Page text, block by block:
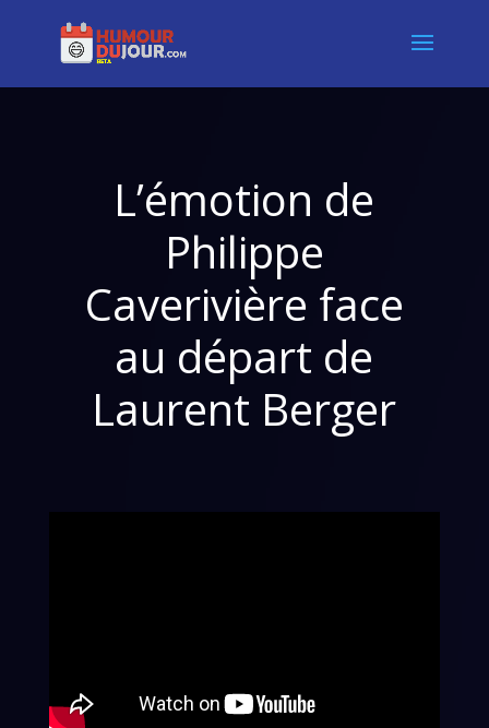
L’émotion de
Philippe
Caverivière face
au départ de
Laurent Berger